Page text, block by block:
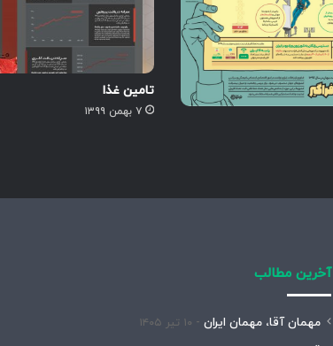
تامین غذا
۷ بهمن ۱۳۹۹
آخرین مطالب
مهمان آقا، مهمان ایران ۱۰ تیر ۱۴۰۵